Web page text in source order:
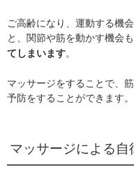
ご高齢になり、運動する機
と、関節や筋を動かす機会も
てしまいます。
マッサージをすることで、
予防をすることができます。
マッサージによる